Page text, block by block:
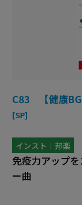
C83 【健康
[SP]
インスト｜邦楽
免疫力アップ
ー曲